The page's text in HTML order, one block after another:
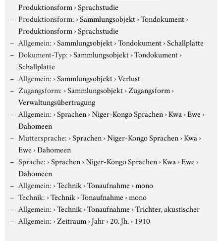
Produktionsform›Sprachstudie
Produktionsform:›Sammlungsobjekt›Tondokument›
Produktionsform›Sprachstudie
Allgemein:›Sammlungsobjekt›Tondokument›Schallplatte
Dokument-Typ:›Sammlungsobjekt›Tondokument›
Schallplatte
Allgemein:›Sammlungsobjekt›Verlust
Zugangsform:›Sammlungsobjekt›Zugangsform›
Verwaltungsübertragung
Allgemein:›Sprachen›Niger-Kongo Sprachen›Kwa›Ewe›
Dahomeen
Muttersprache:›Sprachen›Niger-Kongo Sprachen›Kwa›
Ewe›Dahomeen
Sprache:›Sprachen›Niger-Kongo Sprachen›Kwa›Ewe›
Dahomeen
Allgemein:›Technik›Tonaufnahme›mono
Technik:›Technik›Tonaufnahme›mono
Allgemein:›Technik›Tonaufnahme›Trichter, akustischer
Allgemein:›Zeitraum›Jahr›20. Jh.› 1910